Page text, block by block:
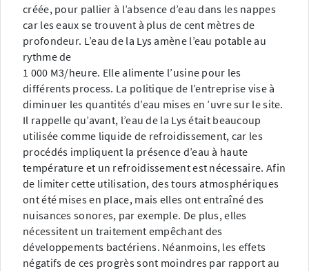
créée, pour pallier à l’absence d’eau dans les nappes
car les eaux se trouvent à plus de cent mètres de
profondeur. L’eau de la Lys amène l’eau potable au
rythme de
1 000 M3/heure. Elle alimente l’usine pour les
différents process. La politique de l’entreprise vise à
diminuer les quantités d’eau mises en ’uvre sur le site.
Il rappelle qu’avant, l’eau de la Lys était beaucoup
utilisée comme liquide de refroidissement, car les
procédés impliquent la présence d’eau à haute
température et un refroidissement est nécessaire. Afin
de limiter cette utilisation, des tours atmosphériques
ont été mises en place, mais elles ont entraîné des
nuisances sonores, par exemple. De plus, elles
nécessitent un traitement empêchant des
développements bactériens. Néanmoins, les effets
négatifs de ces progrès sont moindres par rapport au